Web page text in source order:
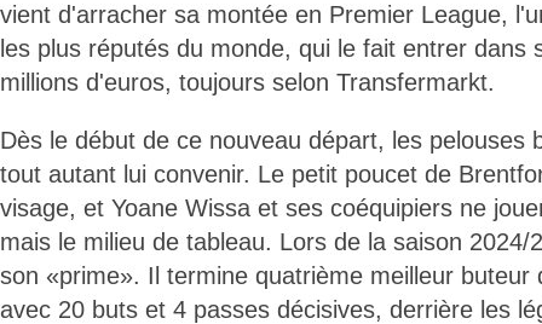
vient d'arracher sa montée en Premier League,
les plus réputés du monde, qui le fait entrer dans
millions d'euros, toujours selon Transfermarkt.
Dès le début de ce nouveau départ, les pelouses
tout autant lui convenir. Le petit poucet de
visage, et Yoane Wissa et ses coéquipiers ne
mais le milieu de tableau. Lors de la saison 2024/
son «prime». Il termine quatrième meilleur buteur
avec 20 buts et 4 passes décisives, derrière les